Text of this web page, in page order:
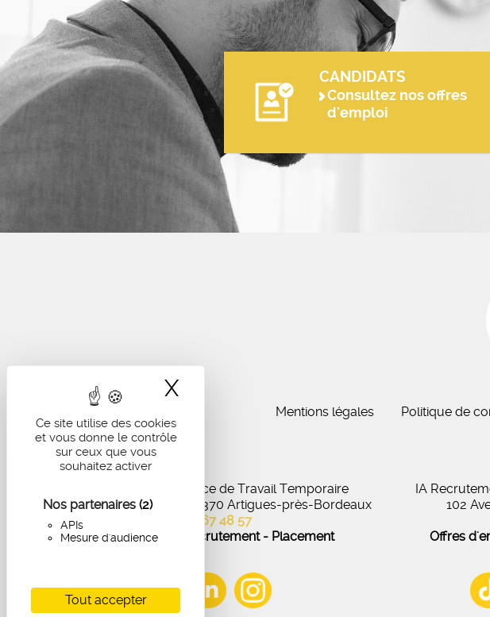
Ce site utilise des cookies
et vous donne le contrôle
sur ceux que vous
souhaitez activer
Nos partenaires (2)
APIs
Mesure d'audience
Tout accepter
X
CANDIDATS
Consultez nos offres
d'emploi
Mentions légales Politique de
IA Recrutement - Agence de Travail Temporaire
27 Avenue de Virecourt, 33370 Artigues-près-Bordeaux
05 56 67 48 57
Offres d'emploi - Recrutement - Placement
IA
102
Offres